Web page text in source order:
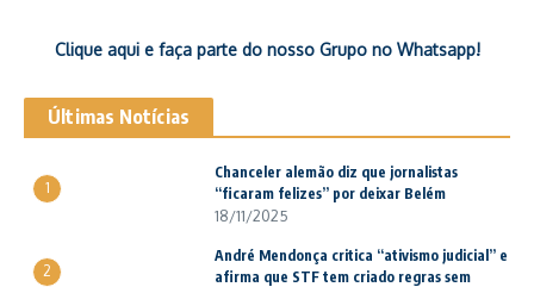
Clique aqui e faça parte do nosso Grupo no Whatsapp!
Últimas Notícias
1
Chanceler alemão diz que jornalistas
“ficaram felizes” por deixar Belém
18/11/2025
2
André Mendonça critica “ativismo judicial” e
afirma que STF tem criado regras sem